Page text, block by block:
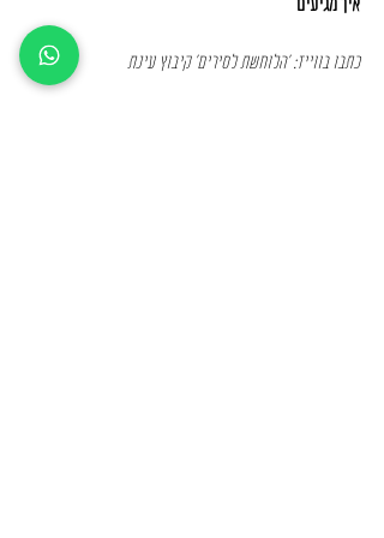
איך מגיעים
כתבו בווייז: 'הלוחשת לסירים' קיבוץ עינת